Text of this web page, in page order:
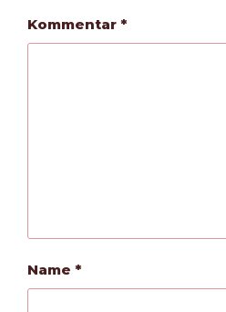
Kommentar *
Name *